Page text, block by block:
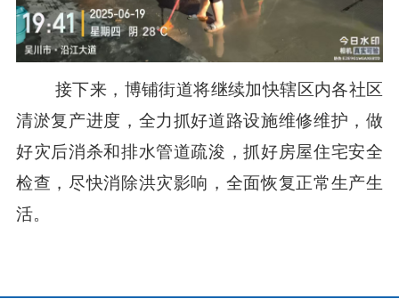
接下来，博铺街道将继续加快辖区内各社区
清淤复产进度，全力抓好道路设施维修维护，做
好灾后消杀和排水管道疏浚，抓好房屋住宅安全
检查，尽快消除洪灾影响，全面恢复正常生产生
活。